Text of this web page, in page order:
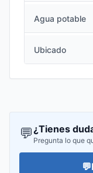
Agua potable
Ubicado
💬¿Tienes
Pregunta lo que
💬